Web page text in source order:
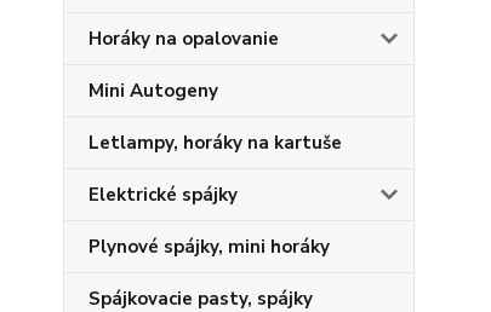
Horáky na opalovanie
Mini Autogeny
Letlampy, horáky na kartuše
Elektrické spájky
Plynové spájky, mini horáky
Spájkovacie pasty, spájky